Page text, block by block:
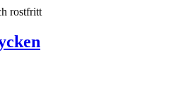
rostfritt